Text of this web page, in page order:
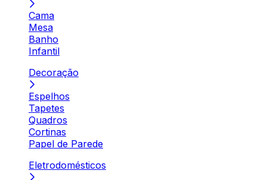
Cama
Mesa
Banho
Infantil
Decoração
Espelhos
Tapetes
Quadros
Cortinas
Papel de Parede
Eletrodomésticos